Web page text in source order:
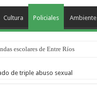
Cultura Policiales Ambiente
escolares de Entre Ríos
de triple abuso sexual